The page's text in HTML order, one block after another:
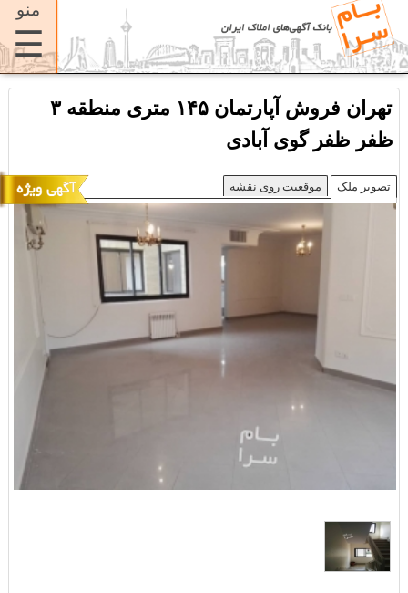
منو
☰
تهران فروش آپارتمان ۱۴۵ متری منطقه ۳
ظفر ظفر گوی آبادی
تصویر ملک موقعیت روی نقشه